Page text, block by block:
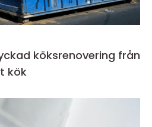
köksrenovering från
kök